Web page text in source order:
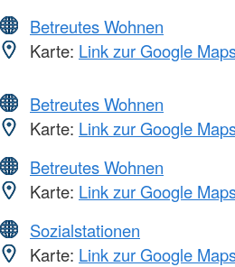
Betreutes Wohnen
Karte: Link zur Google
Betreutes Wohnen
Karte: Link zur Google
Betreutes Wohnen
Karte: Link zur Google
Sozialstationen
Karte: Link zur Google